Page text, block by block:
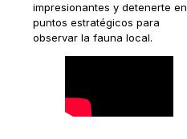
impresionantes y detenerte en
puntos estratégicos para
observar la fauna local.